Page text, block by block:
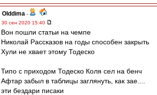
Olddima -
30 сен 2020 15:40
Вон пошли статьи на чемпе
Николай Рассказов на годы способен закрыть
Хули не хвает этому Тодеско
Типо с приходом Тодеско Коля сел на бенч
Афтар забыл в таблицы заглянуть, как зае....
эти бездари писаки